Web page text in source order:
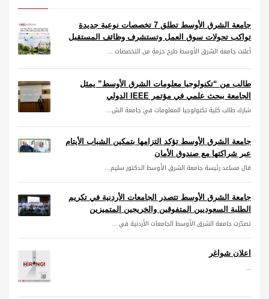
جامعة الشرق الأوسط تطلق 7 تخصصات نوعية جديدة
تواكب تحولات سوق العمل وتستشرف وظائف المستقبل
أعلنت جامعة الشرق الأوسط طرح حزمةٍ من التخصصات ...
طالب من “تكنولوجيا معلومات الشرق الأوسط” يمثل
الجامعة ببحث علمي في مؤتمر IEEE الدولي
شارك طالب كلية تكنولوجيا المعلومات في جامعة الش...
جامعة الشرق الأوسط تؤكد التزامها بتمكين الشباب الأيتام
عبر شراكتها مع صندوق الأمان
قال مساعد رئيسة جامعة الشرق الأوسط الدكتور سليم...
جامعة الشرق الأوسط تتصدر الجامعات الأردنية في تكريم
الطلبة السعوديين المتفوقين والخريجين المتميزين
تصدّرت جامعة الشرق الأوسط الجامعات الأردنية في ...
اعلان شواغر
...